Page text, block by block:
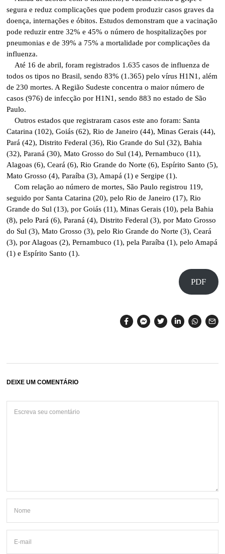
segura e reduz complicações que podem produzir casos graves da
doença, internações e óbitos. Estudos demonstram que a vacinação
pode reduzir entre 32% e 45% o número de hospitalizações por
pneumonias e de 39% a 75% a mortalidade por complicações da
influenza.
Até 16 de abril, foram registrados 1.635 casos de influenza de
todos os tipos no Brasil, sendo 83% (1.365) pelo vírus H1N1, além
de 230 mortes. A Região Sudeste concentra o maior número de
casos (976) de infecção por H1N1, sendo 883 no estado de São
Paulo.
Outros estados que registraram casos este ano foram: Santa
Catarina (102), Goiás (62), Rio de Janeiro (44), Minas Gerais (44),
Pará (42), Distrito Federal (36), Rio Grande do Sul (32), Bahia
(32), Paraná (30), Mato Grosso do Sul (14), Pernambuco (11),
Alagoas (6), Ceará (6), Rio Grande do Norte (6), Espírito Santo (5),
Mato Grosso (4), Paraíba (3), Amapá (1) e Sergipe (1).
Com relação ao número de mortes, São Paulo registrou 119,
seguido por Santa Catarina (20), pelo Rio de Janeiro (17), Rio
Grande do Sul (13), por Goiás (11), Minas Gerais (10), pela Bahia
(8), pelo Pará (6), Paraná (4), Distrito Federal (3), por Mato Grosso
do Sul (3), Mato Grosso (3), pelo Rio Grande do Norte (3), Ceará
(3), por Alagoas (2), Pernambuco (1), pela Paraíba (1), pelo Amapá
(1) e Espírito Santo (1).
PDF
DEIXE UM COMENTÁRIO